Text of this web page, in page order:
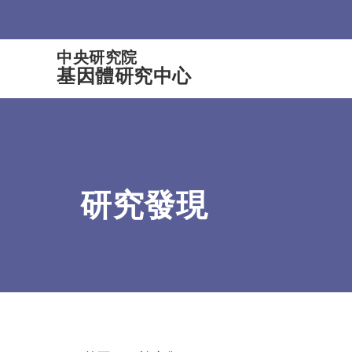
中央研究院
基因體研究中心
研究發現